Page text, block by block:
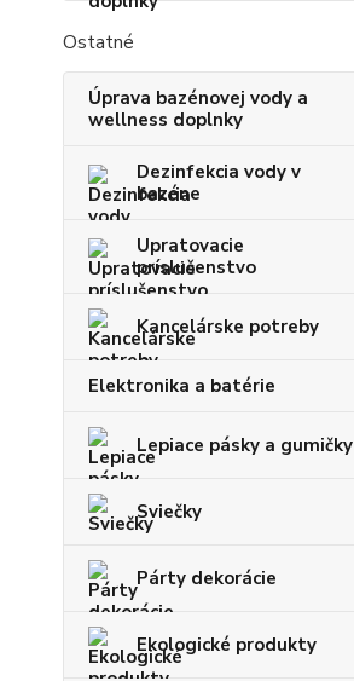
Ostatné
Úprava bazénovej vody a
wellness doplnky
Dezinfekcia vody v
bazéne
Upratovacie
príslušenstvo
Kancelárske potreby
Elektronika a batérie
Lepiace pásky a gumičky
Sviečky
Párty dekorácie
Ekologické produkty